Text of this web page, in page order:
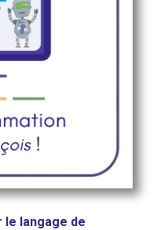
le langage de